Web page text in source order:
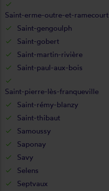
Saint-erme-outre-et-ramecourt
Saint-gengoulph
Saint-gobert
Saint-martin-rivière
Saint-paul-aux-bois
Saint-pierre-lès-franqueville
Saint-rémy-blanzy
Saint-thibaut
Samoussy
Saponay
Savy
Selens
Septvaux